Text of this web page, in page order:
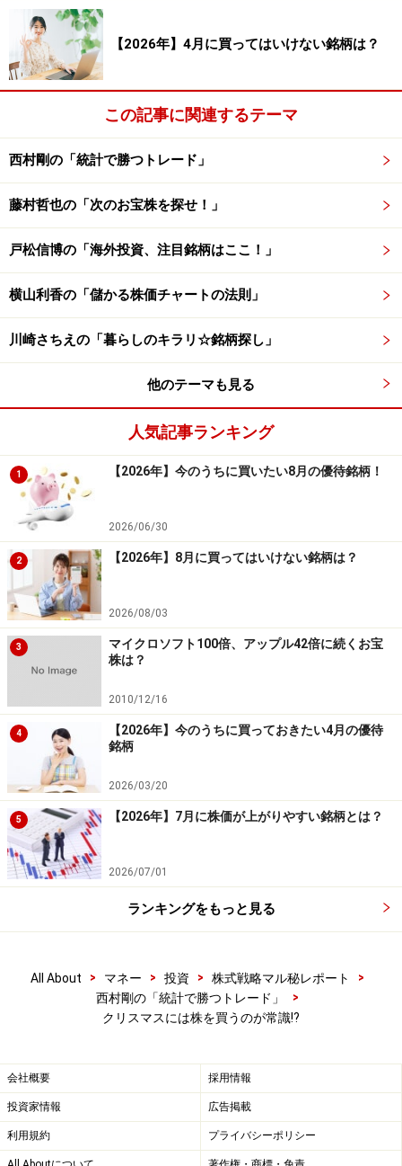
合計利益（円）： 283,602,867 円 合計利益
（率）： 141,810.14 ％
合計損失（円）： -215,302,439 円 合計損失
（率）： -107,659.07 ％
ＰＦ： 1.317
勝率が 52.87 %、平均損益が 0.47 ％ という結果となり、
クリスマス前に株を買うとその後4日程度で上がりやす
と、2018年に「クリスマスショック」が起き、大きな暴
落局面があったため下がっています。
しかし、2018年のクリスマスのような暴落は直近20年間
で一度のみなので、稀なケースと言えます。そのため、
クリスマス前に株を買い、その後4日程度で売る戦略
は、例年の傾向では有効な戦略と言えるでしょう。
次にどのような銘柄が好調なのかについて見てみましょ
う。
クリスマスに相性の良い銘柄一覧
図は先ほどの検証で成績の良かった銘柄の一覧です。一
覧より銘柄を確認すると、以下のような卸売業が多くラ
ンクインしているのが分かります。
＜8032＞ 日本紙パルプ商事
＜8076＞ カノークス
＜7464＞ セフテック
クリスマス前後にこういった銘柄を買い、４日後に売却
クリスマスには是非、こういった銘柄に注目してはいか
がでしょうか。
トします。こちらのソフトで今回のような検証が実践で
きますのでぜひお試しください。
（このテーマでの検証については、【システムトレード
【2026年】4月に買ってはいけない銘柄は？
この記事に関連するテーマ
西村剛の「統計で勝つトレード」
藤村哲也の「次のお宝株を探せ！」
戸松信博の「海外投資、注目銘柄はここ！」
横山利香の「儲かる株価チャートの法則」
川崎さちえの「暮らしのキラリ☆銘柄探し」
他のテーマも見る
人気記事ランキング
1 【2026年】今のうちに買いたい8月の優待銘柄！
2026/06/30
2 【2026年】8月に買ってはいけない銘柄は？
2026/08/03
3
マイクロソフト100倍、アップル42倍に続くお宝
株は？
2010/12/16
4
【2026年】今のうちに買っておきたい4月の優待
銘柄
2026/03/20
5 【2026年】7月に株価が上がりやすい銘柄とは？
2026/07/01
ランキングをもっと見る
All About > マネー > 投資 > 株式戦略マル秘レポート
>
西村剛の「統計で勝つトレード」
>
クリスマスには株を買うのが常識!?
会社概要 採用情報
投資家情報 広告掲載
利用規約 プライバシーポリシー